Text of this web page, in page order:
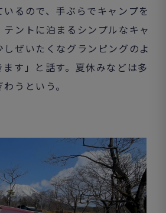
るので、手ぶらでキャンプを
テントに泊まるシンプルなキャ
ぜいたくなグランピングのよ
す」と話す。夏休みなどは多
うという。